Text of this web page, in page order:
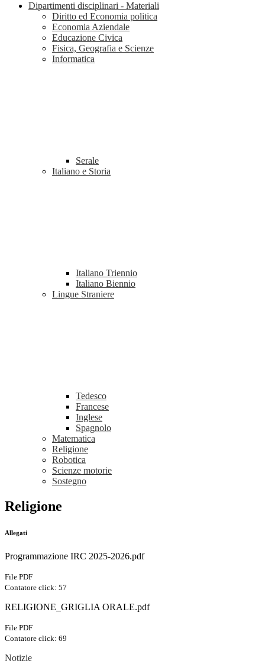
Dipartimenti disciplinari - Materiali
Diritto ed Economia politica
Economia Aziendale
Educazione Civica
Fisica, Geografia e Scienze
Informatica
Serale
Italiano e Storia
Italiano Triennio
Italiano Biennio
Lingue Straniere
Tedesco
Francese
Inglese
Spagnolo
Matematica
Religione
Robotica
Scienze motorie
Sostegno
Religione
Allegati
Programmazione IRC 2025-2026.pdf
File PDF
Contatore click: 57
RELIGIONE_GRIGLIA ORALE.pdf
File PDF
Contatore click: 69
Notizie